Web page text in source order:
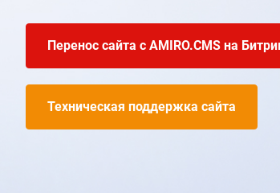
не соответствуют современным
оптимизации даже самый
для потенциальных клиентов и
работы с этой платформой и превращают
вашего бизнеса.
Перенос сайта с AMIRO.CMS на
Техническая поддержка сайта